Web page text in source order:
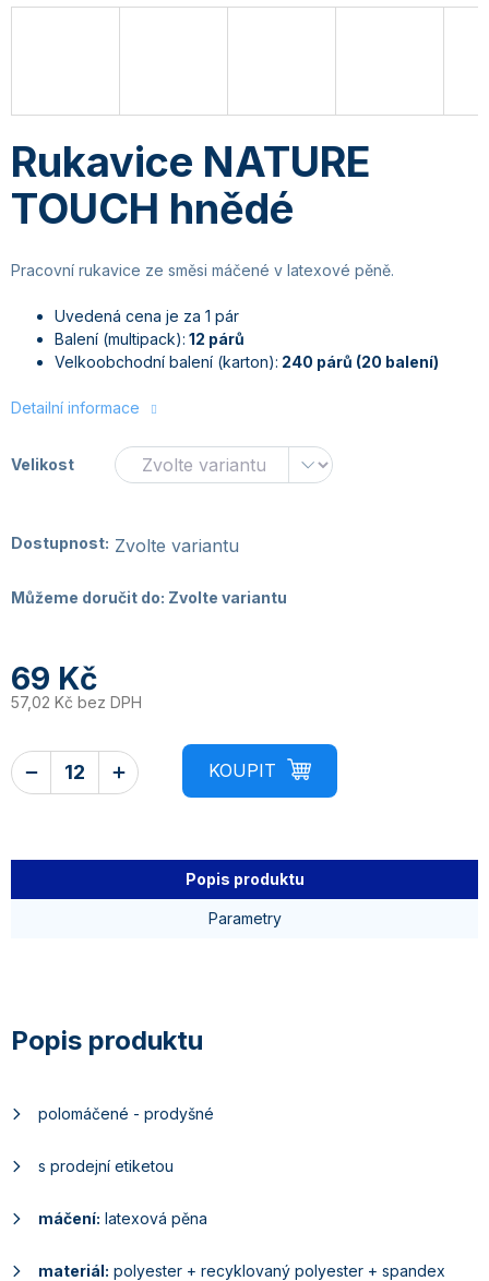
Rukavice NATURE
TOUCH hnědé
Pracovní rukavice ze směsi máčené v latexové pěně.
Uvedená cena je za 1 pár
Balení (multipack): 12 párů
Velkoobchodní balení (karton): 240 párů (20 balení)
Detailní informace
Velikost
Dostupnost: Zvolte variantu
Můžeme doručit do: Zvolte variantu
69 Kč
57,02 Kč bez DPH
Popis produktu
Parametry
polomáčené - prodyšné
s prodejní etiketou
máčení: latexová pěna
materiál: polyester + recyklovaný polyester + spandex